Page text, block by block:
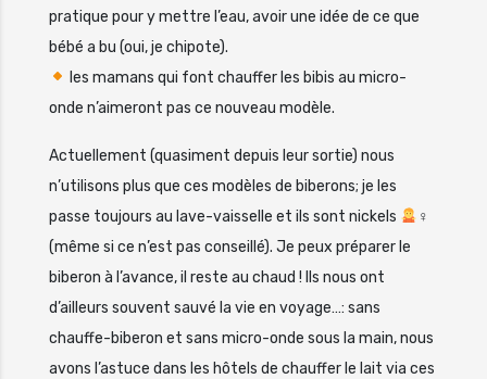
pratique pour y mettre l’eau, avoir une idée de ce que
bébé a bu (oui, je chipote).
les mamans qui font chauffer les bibis au micro-
onde n’aimeront pas ce nouveau modèle.
Actuellement (quasiment depuis leur sortie) nous
n’utilisons plus que ces modèles de biberons; je les
passe toujours au lave-vaisselle et ils sont nickels
‍♀
(même si ce n’est pas conseillé). Je peux préparer le
biberon à l’avance, il reste au chaud ! Ils nous ont
d’ailleurs souvent sauvé la vie en voyage…: sans
chauffe-biberon et sans micro-onde sous la main, nous
avons l’astuce dans les hôtels de chauffer le lait via ces